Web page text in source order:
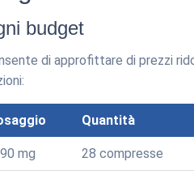
budget
di approfittare di prezzi
Quantità
mg 28 compresse